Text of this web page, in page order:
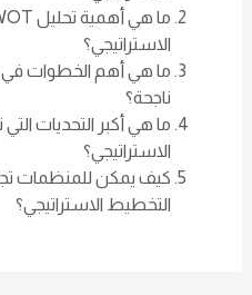
الاستراتيجي؟
ما هي أهم الخطوات في
ناجحة؟
ما هي أكبر التحديات
الاستراتيجي؟
كيف يمكن للمنظمات
التخطيط الاستراتيجي؟